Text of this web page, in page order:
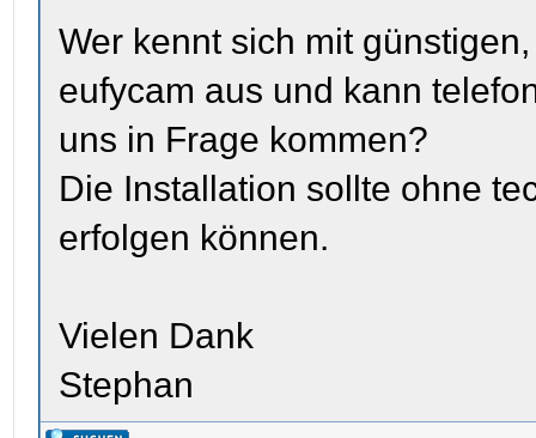
Wer kennt sich mit
eufycam aus und kann
uns in Frage kommen?
Die Installation sollte ohne
erfolgen können.
Vielen Dank
Stephan